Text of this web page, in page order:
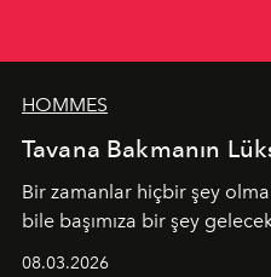
HOMMES
Tavana Bakmanın
Bir zamanlar hiçbir şey
bile başımıza bir şey
08.03.2026